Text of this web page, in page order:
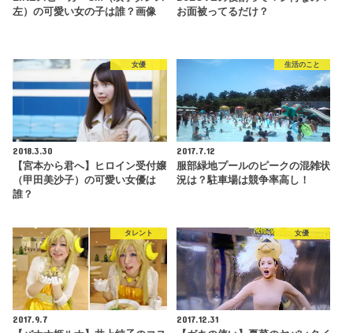
左）の可愛い女の子は誰？画像
お面被ってるだけ？
女優
2018.3.30
【宮本から君へ】ヒロイン受付嬢
（甲田美沙子）の可愛い女優は
誰？
生活のこと
2017.7.12
服部緑地プールのピークの混雑状
況は？駐車場は競争率高し！
タレント
2017.9.7
女優
2017.12.31